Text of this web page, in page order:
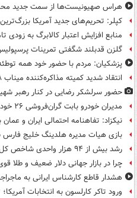
هراس صهیونیست‌ها از سمت جدید
کپلر: تحریم‌های جدید آمریکا
منابع افزایش اعتبار کالابرگ به زودی
گلزن قدبلند شگفتی تمرینات
پزشکیان: مردم با حضور خود همه
انتقاد شدید کمیته مذاکره‌کننده میناب ۱۶۸ از صداوسیما
حضور سرلشکر رضایی در کنار رهبر
مدیران خودرو بابت گران‌فروشی ۲۶ خودرو محکوم شد
نیکزاد: تفاهنامه احتمالی ایران و
بازی هیات مدیره هلدینگ خلیج فارس
رشد بیش از ۹۴ هزار واحدی شاخص کل بورس
چرا در بازار جهانی دلار ضعیف و طلا
هشدار قاطع کارشناس ایرانی به
ورود تاکر کارلسون به انتخابات